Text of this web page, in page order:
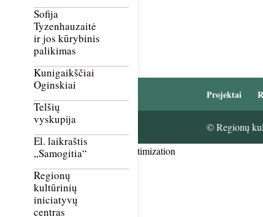
Sofija
Tyzenhauzaitė
ir jos kūrybinis
palikimas
Kunigaikščiai
Oginskiai
Telšių
vyskupija
El. laikraštis
„Samogitia“
Regionų
kultūrinių
iniciatyvų
centras
Projektai
© Regionų
Smush Image Compression and Optimization